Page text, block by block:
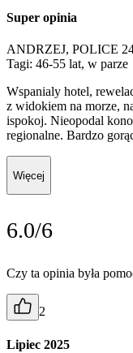
Super opinia
ANDRZEJ, POLICE
Tagi: 46-55 lat, w parze
Wspanialy hotel,
z widokiem na morze,
ispokoj. Nieopodal
regionalne. Bardzo
Więcej
6.0/6
Czy ta opinia była
2
Lipiec 2025